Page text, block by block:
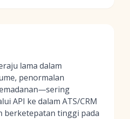
lama dalam
penormalan
API ke dalam ATS/CRM
berketepatan tinggi pada